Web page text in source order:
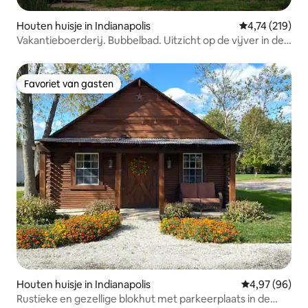
Houten huisje in Indianapolis Gemiddelde
4,74 (219)
Vakantieboerderij. Bubbelbad. Uitzicht op de vijver in de
Favoriet van gasten
Favoriet van gasten
Houten huisje in Indianapolis Gemiddelde
4,97 (96)
Rustieke en gezellige blokhut met parkeerplaats in de